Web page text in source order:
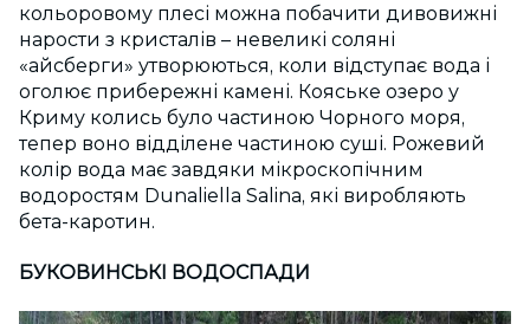
кольоровому плесі можна побачити дивовижні
нарости з кристалів – невеликі соляні
«айсберги» утворюються, коли відступає вода і
оголює прибережні камені. Кояське озеро у
Криму колись було частиною Чорного моря,
тепер воно відділене частиною суші. Рожевий
колір вода має завдяки мікроскопічним
водоростям Dunaliella Salina, які виробляють
бета-каротин.
БУКОВИНСЬКІ ВОДОСПАДИ